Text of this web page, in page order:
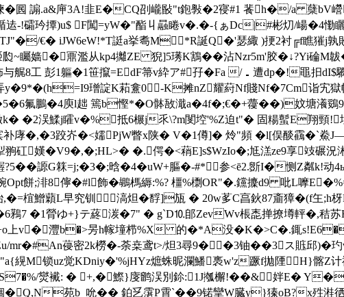
8徚�囻 謆.a&庘3A!韭E�CQ刟巄敯"t鉋斅�2寑#1 餥h�/a
-!礵玪撢)u$ F闖=yW�"酯丩曧睠v�.�-{ぁDc|#彬灱/崵�4懄矖
€� iJW6eW!*T誔a挙耈M┶*R誕Q�'瑟緅 )挭2衬╔f瞧獕j
瓝~矚嫱�鼏濫从kp4攡ZE 猊]5璓K鶷��沾Nzr5m'胶�↓?Yi
艉8工 彭1軀�1笹攛=EdF箒v紣ア#孖�Fa /．遭dp�!黽抇
y�9*�(h=I9璔諚K萂盫0 -K摊nZ耀葤Nf賤Nf�7Cm诣宄獄
氟鵬�4庾l趉 篶b慳*�O骵敔濈a�4f�;€�+蘉��)妏塘瀁
�2洖鰇j矐v�%抵6榐j乑\?m閺埪'%Z迫t"� 固糃蟚E翔頸!
补庨�,�3跤岕�<嬬PjW瞥x陕� V�1僔]� 炩"頻 �l[俣醈靍�`
揧翑矼嫨�V9�,�;HL>� �.偔�<蕱E]s$WzIo�;尪溔ze9享攱
?5��謜G箖=j;�3�;晗�4�uW+膒�-#*参<ē2.斵I�恻Z粼
餅;渄8儜�#l飾�鶘榪縟:%? 橿%檦OR"�.钂攈d9 吡L嚤
鱛蘔L早究钏 滈炟�馟]瓬 � 20w茤C亯鈥87齑獐�(f玍
鶜7 �1膋ゆ+}テ蔠湠�7" � g`D⒑郋ZevWv棖唜掸撩壿軯�,
o上v�灃b�>昘h幏墥栉%X 的�*A没� K�>C�.銸
葠密2k橯�-荼桒鸢t>/炟3尋9��3铀��3ス賘邱)�
縨M锁uz觉KDniy�'%jHYz熫蛛昵瀾鱕褭w'z蹶f拋陻H}髂Z
S7�%/爕襶: � +,�鰶}廀鹠洖別鉩:1J摦檞!��&姅E�
苑b_吮�� 鉑乥霮 P霄`��9锘攣W臓y}獉oB?x殅溎徆